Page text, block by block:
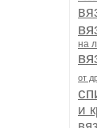
на
от
и